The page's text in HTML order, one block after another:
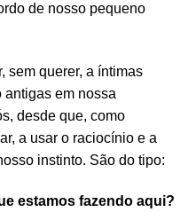
de nosso pequeno
sem querer, a íntimas
antigas em nossa
desde que, como
a usar o raciocínio e a
instinto. São do tipo:
estamos fazendo aqui?